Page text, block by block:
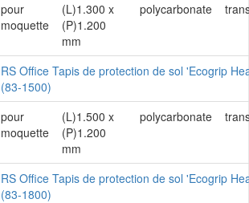
pour
moquette
(L)1.300 x
(P)1.200
mm
polycarbonate
RS Office Tapis de protection de sol 'Ecogrip
(83-1500)
pour
moquette
(L)1.500 x
(P)1.200
mm
polycarbonate
RS Office Tapis de protection de sol 'Ecogrip
(83-1800)